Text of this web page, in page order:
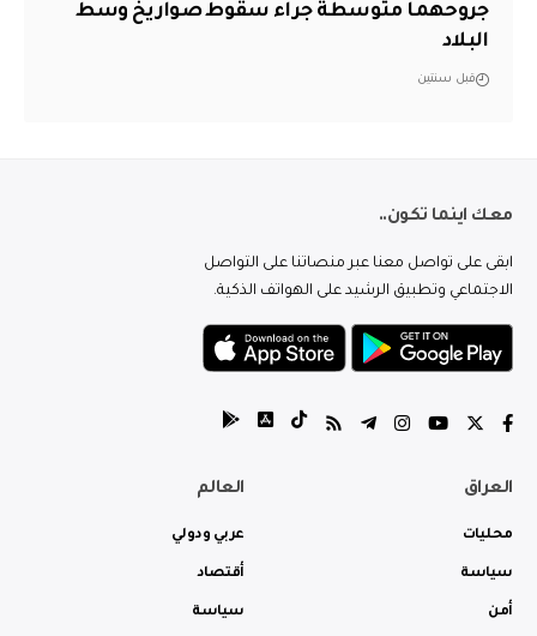
جروحهما متوسطة جراء سقوط صواريخ وسط
البلاد
قبل سنتين
معك اينما تكون..
ابقى على تواصل معنا عبر منصاتنا على التواصل
الاجتماعي وتطبيق الرشيد على الهواتف الذكية.
العراق
محليات
سياسة
أمن
العالم
عربي ودولي
أقتصاد
سياسة